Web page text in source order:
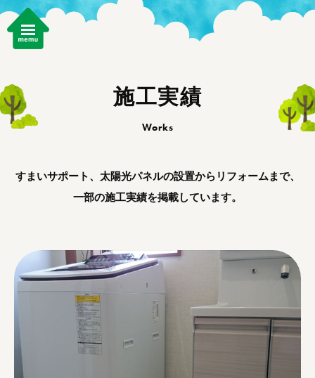
施工実績
Works
すまいサポート、太陽光パネルの設置からリフォームまで、
一部の施工実績を掲載しています。